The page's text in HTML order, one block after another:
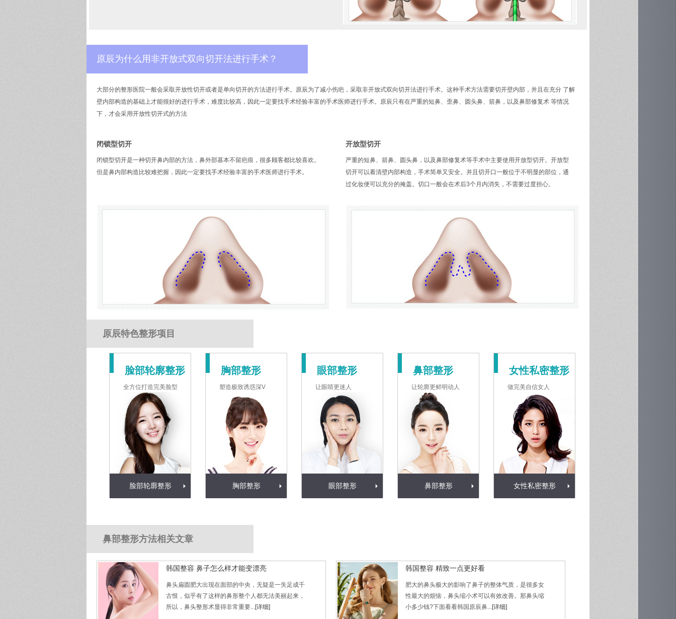
原辰为什么用非开放式双向切开法进行手术？
大部分的整形医院一般会采取开放性切开或者是单向切开的方法进行手术。原辰为了减小伤疤，采取非开放式双向切开法进行手术。这种手术方法需要切开壁内部，并且在充分 了解
壁内部构造的基础上才能很好的进行手术，难度比较高，因此一定要找手术经验丰富的手术医师进行手术。原辰只有在严重的短鼻、歪鼻、圆头鼻、箭鼻，以及鼻部修复术 等情况
下，才会采用开放性切开式的方法
闭锁型切开
闭锁型切开是一种切开鼻内部的方法，鼻外部基本不留疤痕，很多顾客都比较喜欢。
但是鼻内部构造比较难把握，因此一定要找手术经验丰富的手术医师进行手术。
开放型切开
严重的短鼻、箭鼻、圆头鼻，以及鼻部修复术等手术中主要使用开放型切开。开放型
切开可以看清壁内部构造，手术简单又安全。并且切开口一般位于不明显的部位，通
过化妆便可以充分的掩盖。切口一般会在术后3个月内消失，不需要过度担心。
原辰特色整形项目
脸部轮廓整形
全方位打造完美脸型
脸部轮廓整形
胸部整形
塑造极致诱惑深V
胸部整形
眼部整形
让眼睛更迷人
眼部整形
鼻部整形
让轮廓更鲜明动人
鼻部整形
女性私密整形
做完美自信女人
女性私密整形
鼻部整形方法相关文章
韩国整容 鼻子怎么样才能变漂亮
鼻头扁圆肥大出现在面部的中央，无疑是一失足成千
古恨，似乎有了这样的鼻形整个人都无法美丽起来，
所以，鼻头整形术显得非常重要...[详细]
韩国整容 精致一点更好看
肥大的鼻头极大的影响了鼻子的整体气质，是很多女
性最大的烦恼，鼻头缩小术可以有效改善。那鼻头缩
小多少钱?下面看看韩国原辰鼻...[详细]